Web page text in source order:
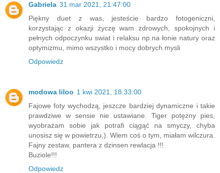
Gabriela 31 mar 2021, 21:47:00
Piękny duet z was, jesteście bardzo fotogeniczni,
korzystając z okazji życzę wam zdrowych, spokojnych i
pełnych odpoczynku swiat i relaksu np.na łonie natury oraz
optymizmu, mimo wszystko i mocy dobrych mysli
Odpowiedz
modowa liloo 1 kwi 2021, 18:33:00
Fajowe foty wychodzą, jeszcze bardziej dynamiczne i takie
prawdziwe w sensie nie ustawiane. Tiger potężny pies,
wyobrażam sobie jak potrafi ciągąć na smyczy, chyba
unosisz się w powietrzu,). Wiem coś o tym, miałam wilczura.
Fajny zestaw, pantera z dzinsen rewlacja !!!
Buziole!!!
Odpowiedz